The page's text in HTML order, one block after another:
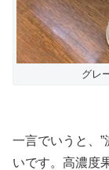
グレ
一言でいうと、
いです。高濃度